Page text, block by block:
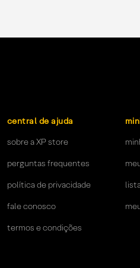
central de ajuda
sobre a XP store
perguntas frequentes
política de privacidade
fale conosco
termos e condições